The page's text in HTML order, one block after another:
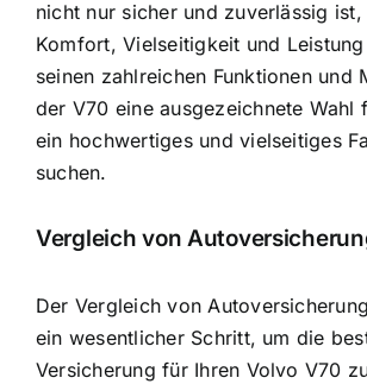
nicht nur sicher und zuverlässig
Komfort, Vielseitigkeit und
seinen zahlreichen Funktionen und
der V70 eine ausgezeichnete Wahl
ein hochwertiges und vielseitiges
suchen.
Vergleich von
Der Vergleich von
ein wesentlicher Schritt, um die
Versicherung für Ihren Volvo V70